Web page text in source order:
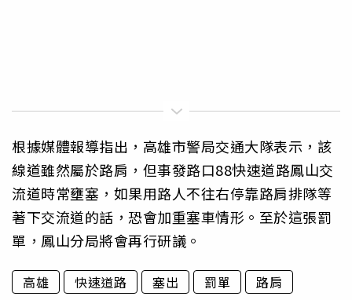
根據媒體報導指出，高雄市警局交通大隊表示，該
線道雖然屬於路肩，但事發路口88快速道路鳳山交
流道時常壅塞，如果用路人不往右停靠路肩排隊等
著下交流道的話，恐會加重塞車情形。至於這張罰
單，鳳山分局將會再行研議。
高雄 快速道路 塞出 罰單
路肩